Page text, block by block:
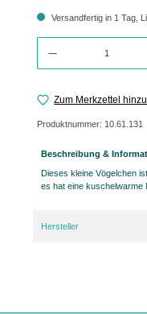
Versandfertig in 1 Tag,
Zum Merkzettel
Produktnummer: 10.61.131
Beschreibung &
Dieses kleine Vögelchen
es hat eine kuschelwarme
Hersteller